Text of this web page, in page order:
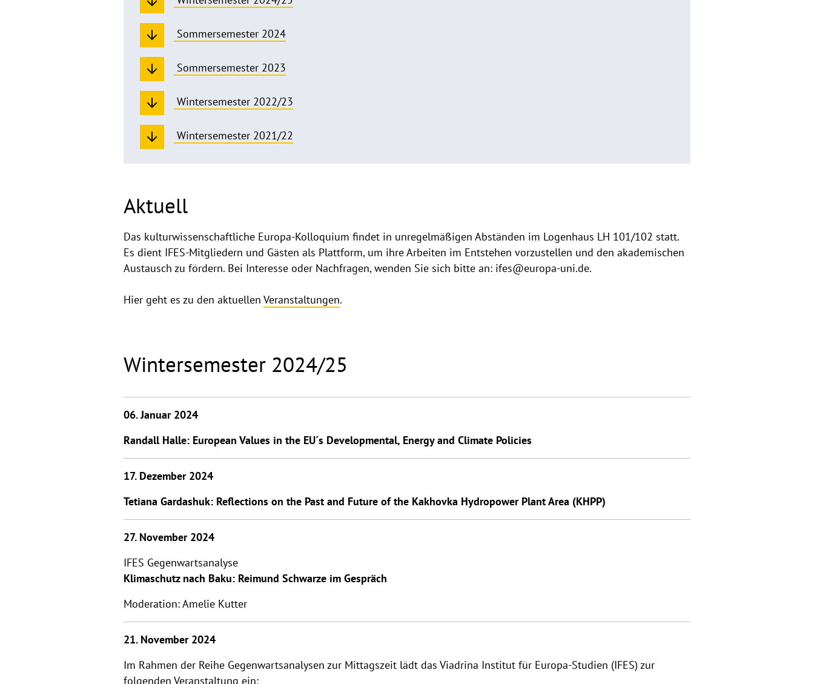
Sommersemester 2024
Sommersemester 2023
Wintersemester 2022/23
Wintersemester 2021/22
Aktuell
Das kulturwissenschaftliche Europa-Kolloquium findet in unregelmäßigen Abständen im Logenhaus LH 101/102 statt.
Es dient IFES-Mitgliedern und Gästen als Plattform, um ihre Arbeiten im Entstehen vorzustellen und den akademischen
Austausch zu fördern. Bei Interesse oder Nachfragen, wenden Sie sich bitte an: ifes@europa-uni.de.
Hier geht es zu den aktuellen Veranstaltungen.
Wintersemester 2024/25
06. Januar 2024
Randall Halle: European Values in the EU´s Developmental, Energy and Climate Policies
17. Dezember 2024
Tetiana Gardashuk: Reflections on the Past and Future of the Kakhovka Hydropower Plant Area (KHPP)
27. November 2024
IFES Gegenwartsanalyse
Klimaschutz nach Baku: Reimund Schwarze im Gespräch
Moderation: Amelie Kutter
21. November 2024
Im Rahmen der Reihe Gegenwartsanalysen zur Mittagszeit lädt das Viadrina Institut für Europa-Studien (IFES) zur
folgenden Veranstaltung ein: